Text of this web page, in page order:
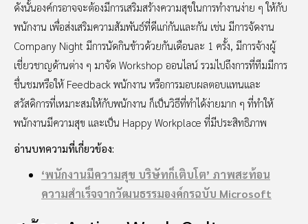
ดังนั้นองค์กรอาจจะต้องมีการเสริมสร้างความสุขในการทำงานง่าย ๆ ให้กับ
พนักงาน เพื่อส่งเสริมความสัมพันธ์ที่ดีแก่กันและกัน เช่น มีการจัดงาน
Company Night มีการนัดกินข้าวด้วยกันเดือนละ 1 ครั้ง, มีการจ้างผู้
เชี่ยวชาญด้านต่าง ๆ มาจัด Workshop ออนไลน์ รวมไปถึงการที่ทีมมีการ
ชื่นชมหรือให้ Feedback พนักงาน หรือการมอบผลตอบแทนและ
สวัสดิการที่เหมาะสมให้กับพนักงาน ก็เป็นวิธีที่ทำได้ง่ายมาก ๆ ที่ทำให้
พนักงานมีความสุข และเป็น Happy Workplace ที่มีประสิทธิภาพ
อ่านบทความที่เกี่ยวข้อง:
‘พนักงานมีความสุข บริษัทก็เติบโต’ ภาพสะท้อน
ความสำเร็จจากวัฒนธรรมองค์กรฉบับ Microsoft